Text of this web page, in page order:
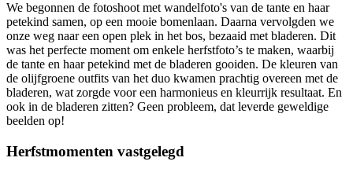
We begonnen de fotoshoot met wandelfoto's van de tante en haar
petekind samen, op een mooie bomenlaan. Daarna vervolgden we
onze weg naar een open plek in het bos, bezaaid met bladeren. Dit
was het perfecte moment om enkele herfstfoto’s te maken, waarbij
de tante en haar petekind met de bladeren gooiden. De kleuren van
de olijfgroene outfits van het duo kwamen prachtig overeen met de
bladeren, wat zorgde voor een harmonieus en kleurrijk resultaat. En
ook in de bladeren zitten? Geen probleem, dat leverde geweldige
beelden op!
Herfstmomenten vastgelegd